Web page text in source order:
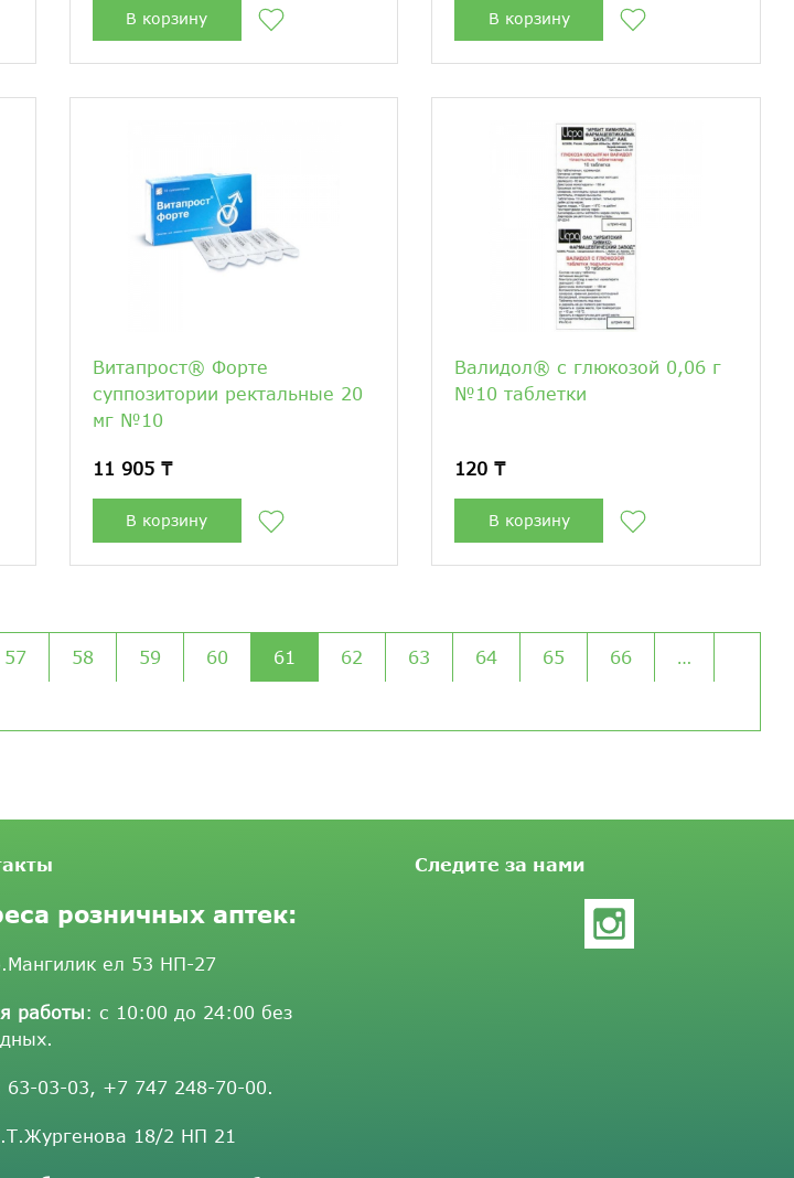
В корзину В корзину
Витапрост® Форте
суппозитории ректальные 20
мг №10
11 905 ₸
В корзину
Валидол® с глюкозой 0,06 г
№10 таблетки
120 ₸
В корзину
57 58 59 60 61 62 63 64 65 66 …
розничных аптек:
ел 53 НП-27
работы: с 10:00 до 24:00 без
63-03-03, +7 747 248-70-00.
18/2 НП 21
Следите за нами